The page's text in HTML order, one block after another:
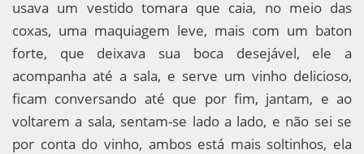
usava um vestido tomara que caia, no meio das
coxas, uma maquiagem leve, mais com um baton
forte, que deixava sua boca desejável, ele a
acompanha até a sala, e serve um vinho delicioso,
ficam conversando até que por fim, jantam, e ao
voltarem a sala, sentam-se lado a lado, e não sei se
por conta do vinho, ambos está mais soltinhos, ela